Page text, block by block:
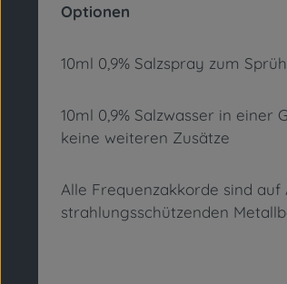
Optionen
10ml 0,9% Salzspray zum
10ml 0,9% Salzwasser in einer
keine weiteren Zusätze
Alle Frequenzakkorde sind
strahlungsschützenden